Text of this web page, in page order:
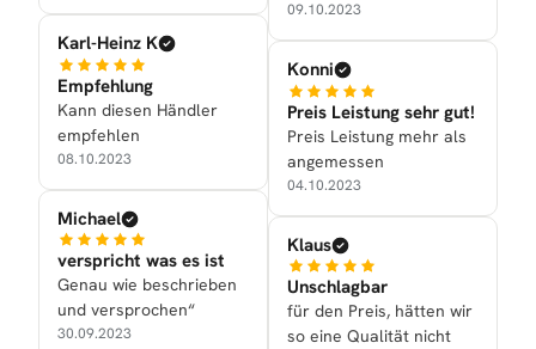
Karl-Heinz K
Empfehlung
Kann diesen Händler
empfehlen
08.10.2023
Michael
verspricht was es ist
Genau wie beschrieben
und versprochen“
30.09.2023
09.10.2023
Konni
Preis Leistung sehr gut!
Preis Leistung mehr als
angemessen
04.10.2023
Klaus
Unschlagbar
für den Preis, hätten wir
so eine Qualität nicht